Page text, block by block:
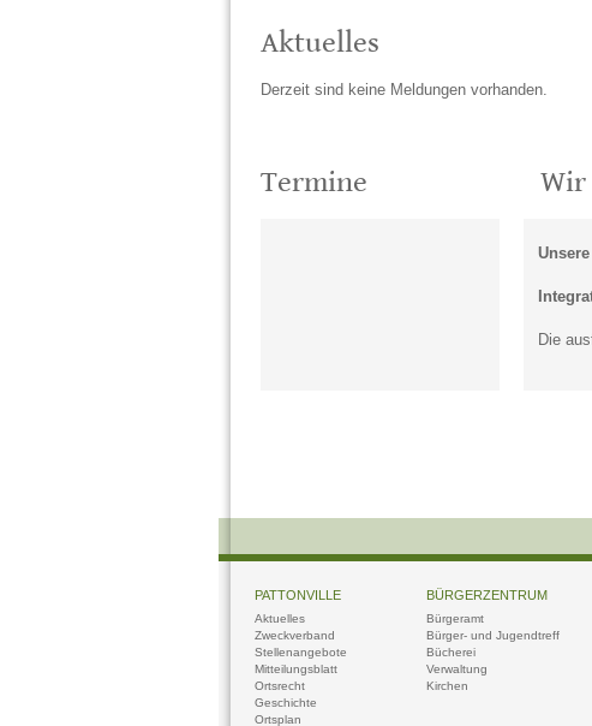
Aktuelles
Derzeit sind keine Meldungen vorhanden.
Termine Wir
Die
PATTONVILLE
Aktuelles
Zweckverband
Stellenangebote
Mitteilungsblatt
Ortsrecht
Geschichte
Ortsplan
BÜRGERZENTRUM
Bürgeramt
Bürger- und Jugendtreff
Bücherei
Verwaltung
Kirchen